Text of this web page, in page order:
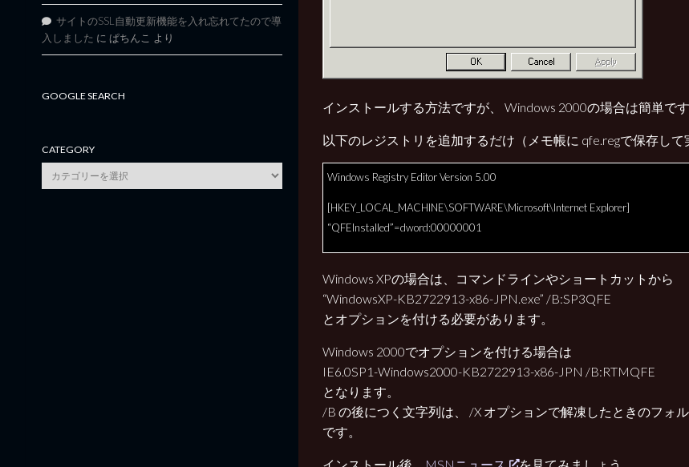
インストールする方法ですが、 Windows 2000の場合は簡単です
以下のレジストリを追加するだけ（メモ帳に qfe.regで保存して
Windows Registry Editor Version 5.00
[HKEY_LOCAL_MACHINE\SOFTWARE\Microsoft\Internet Explorer]
“QFEInstalled”=dword:00000001
Windows XPの場合は、コマンドラインやショートカットから
“WindowsXP-KB2722913-x86-JPN.exe” /B:SP3QFE
とオプションを付ける必要があります。
Windows 2000でオプションを付ける場合は
IE6.0SP1-Windows2000-KB2722913-x86-JPN /B:RTMQFE
となります。
/B の後につく文字列は、 /X オプションで解凍したときのフォ
です。
サイトのSSL自動更新機能を入れ忘れてたので導
入しました に ぱちんこ より
GOOGLE SEARCH
CATEGORY
category